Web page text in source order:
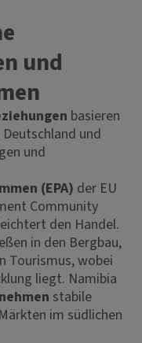
und
basieren
und
und
(EPA) der EU
Community
den Handel.
in den Bergbau,
Tourismus, wobei
liegt. Namibia
stabile
im südlichen